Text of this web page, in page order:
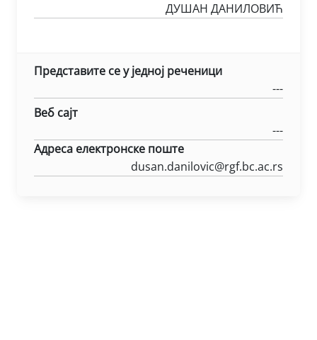
ДУШАН ДАНИЛОВИЋ
Представите се у једној реченици
---
Веб сајт
---
Адреса електронске поште
dusan.danilovic@rgf.bc.ac.rs